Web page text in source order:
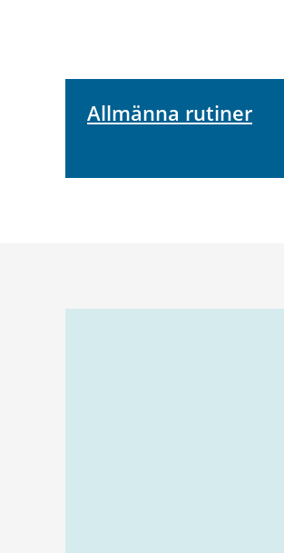
Allmänna rutiner